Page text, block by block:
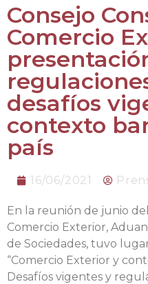
Consejo
Comercio
desafíos
contexto
país
16/06/2021
En la reunión de junio
Comercio Exterior,
de Sociedades, tuvo
“Comercio Exterior y
Desafíos vigentes y